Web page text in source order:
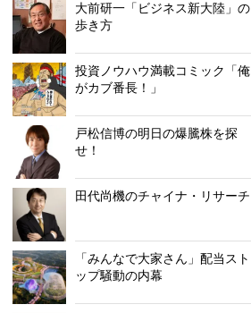
大前研一「ビジネス新大陸」の
歩き方
投資ノウハウ満載コミック「俺
がカブ番長！」
戸松信博の明日の爆騰株を探
せ！
田代尚機のチャイナ・リサーチ
「みんなで大家さん」配当スト
ップ騒動の内幕